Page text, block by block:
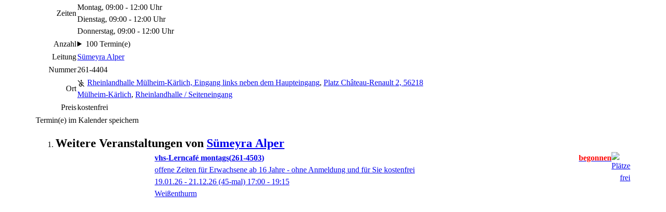
Zeiten
Montag, 09:00 - 12:00 Uhr
Dienstag, 09:00 - 12:00 Uhr
Donnerstag, 09:00 - 12:00 Uhr
Anzahl
100 Termin(e)
LeitungSümeyra Alper
Nummer261-4404
Ort
Rheinlandhalle Mülheim-Kärlich, Eingang links neben dem Haupteingang, Platz Château-Renault 2, 56218
Mülheim-Kärlich, Rheinlandhalle / Seiteneingang
Preiskostenfrei
Termin(e) im Kalender speichern
Weitere Veranstaltungen von Sümeyra Alper
vhs-Lerncafé montags 261-4503
offene Zeiten für Erwachsene ab 16 Jahre - ohne Anmeldung und für Sie kostenfrei
19.01.26 - 21.12.26 (45-mal) 17:00 - 19:15
Weißenthurm